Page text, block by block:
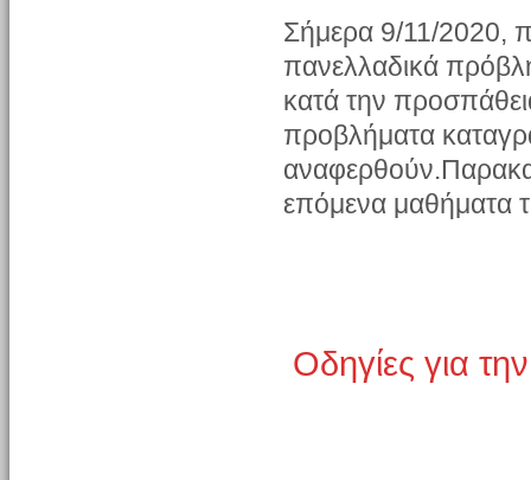
Σήμερα 9/11/2020,
πανελλαδικά
κατά την
προβλήματα
επόμενα μαθήματα
Οδηγίες για